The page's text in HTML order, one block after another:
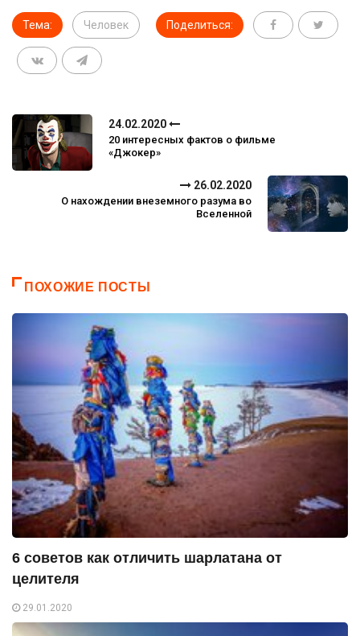
Тема: Человек Поделиться:
24.02.2020
20 интересных фактов о фильме
«Джокер»
26.02.2020
О нахождении внеземного разума во
Вселенной
ПОХОЖИЕ ПОСТЫ
6 советов как отличить шарлатана от
целителя
29.01.2020